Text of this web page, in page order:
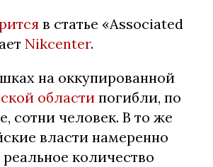
в статье «Associated
Nikcenter.
на оккупированной
области погибли, по
сотни человек. В то же
власти намеренно
количество